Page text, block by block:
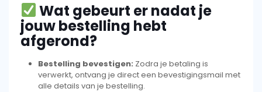
Wat gebeurt er nadat je
jouw bestelling hebt
afgerond?
Bestelling bevestigen: Zodra je betaling is
verwerkt, ontvang je direct een bevestigingsmail met
alle details van je bestelling.